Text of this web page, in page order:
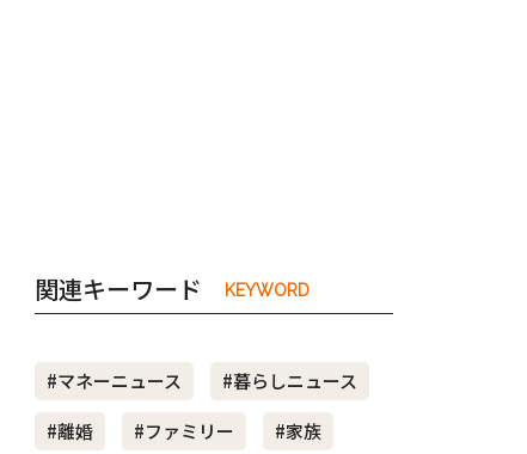
関連キーワード KEYWORD
#マネーニュース
#暮らしニュース
#離婚
#ファミリー
#家族